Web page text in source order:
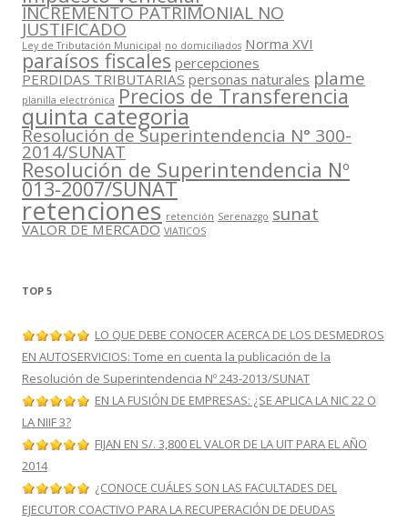
INCREMENTO PATRIMONIAL NO
JUSTIFICADO
Ley de Tributación Municipal no domiciliados Norma XVI
paraísos fiscales percepciones
PERDIDAS TRIBUTARIAS personas naturales plame
planilla electrónica Precios de Transferencia
quinta categoria
Resolución de Superintendencia N° 300-
2014/SUNAT
Resolución de Superintendencia Nº
013-2007/SUNAT
retenciones retención Serenazgo sunat
VALOR DE MERCADO VIATICOS
TOP 5
LO QUE DEBE CONOCER ACERCA DE LOS DESMEDROS
EN AUTOSERVICIOS: Tome en cuenta la publicación de la
Resolución de Superintendencia Nº 243-2013/SUNAT
EN LA FUSIÓN DE EMPRESAS: ¿SE APLICA LA NIC 22 O
LA NIIF 3?
FIJAN EN S/. 3,800 EL VALOR DE LA UIT PARA EL AÑO
2014
¿CONOCE CUÁLES SON LAS FACULTADES DEL
EJECUTOR COACTIVO PARA LA RECUPERACIÓN DE DEUDAS